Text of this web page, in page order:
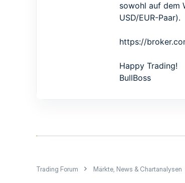
sowohl auf dem
USD/EUR-Paar).
https://
Happy Trading!
BullBoss
Trading Forum Märkte, News & Chartanalysen